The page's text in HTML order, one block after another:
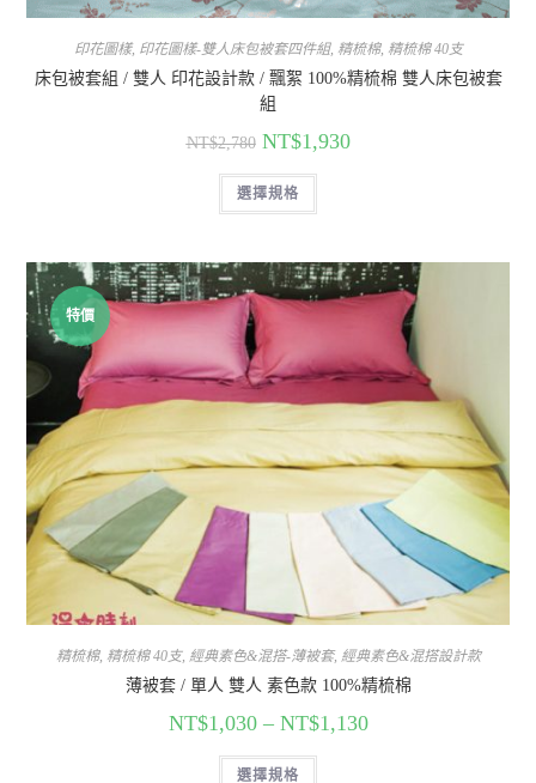
印花圖樣, 印花圖樣-雙人床包被套四件組, 精梳棉, 精梳棉 40支
床包被套組 / 雙人 印花設計款 / 飄絮 100%精梳棉 雙人床包被套
組
NT$2,780 NT$1,930
選擇規格
特價
精梳棉, 精梳棉 40支, 經典素色&混搭-薄被套, 經典素色&混搭設計款
薄被套 / 單人 雙人 素色款 100%精梳棉
NT$1,030– NT$1,130
選擇規格